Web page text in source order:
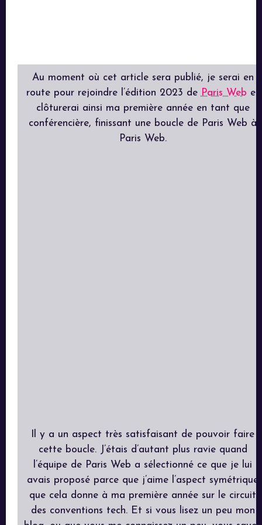
Au moment où cet article sera publié, je serai en
route pour rejoindre l’édition 2023 deParis Web et
clôturerai ainsi ma première année en tant que
conférencière, finissant une boucle de Paris Web à
Paris Web.
Il y a un aspect très satisfaisant de pouvoir faire
cette boucle. J’étais d’autant plus ravie quand
l’équipe de Paris Web a sélectionné ce que je lui
avais proposé parce que j’aime l’aspect symétrique
que cela donne à ma première année sur le circuit
des conventions tech. Et si vous lisez un peu mon